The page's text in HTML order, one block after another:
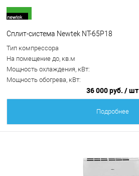
Сплит-система Newtek NT-65P18
Тип компрессора
На помещение до, кв.м
Мощность охлаждения, кВт:
Мощность обогрева, кВт:
36 000 руб. / шт
Подробнее